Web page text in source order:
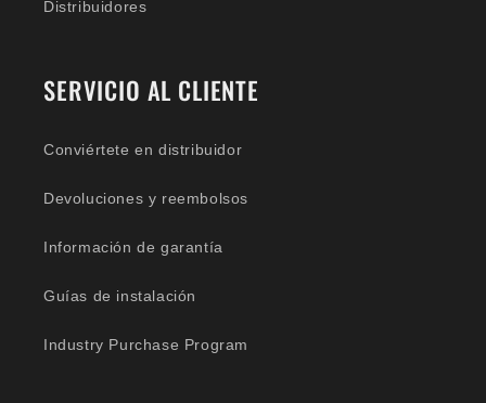
Distribuidores
SERVICIO AL CLIENTE
Conviértete en distribuidor
Devoluciones y reembolsos
Información de garantía
Guías de instalación
Industry Purchase Program